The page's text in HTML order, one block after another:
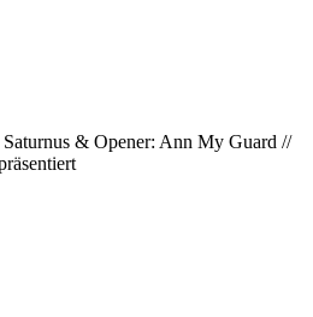
& Opener: Ann My Guard //